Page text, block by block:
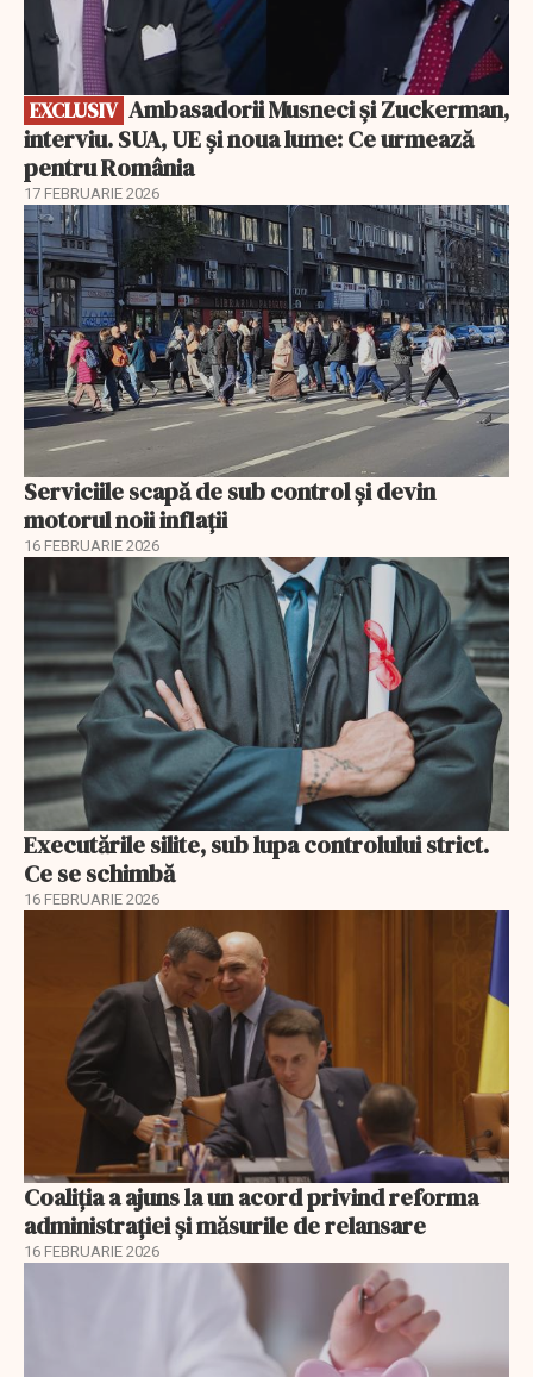
EXCLUSIV
interviu. SUA, UE și noua lume: Ce urmează
pentru România
17 FEBRUARIE 2026
Serviciile scapă de sub control și devin
motorul noii inflații
16 FEBRUARIE 2026
Executările silite, sub lupa controlului strict.
Ce se schimbă
16 FEBRUARIE 2026
Coaliția a ajuns la un acord privind reforma
administrației și măsurile de relansare
16 FEBRUARIE 2026